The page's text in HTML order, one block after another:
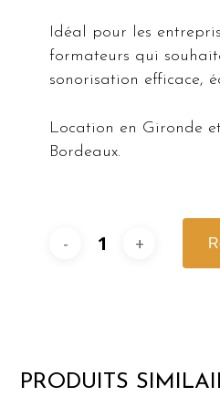
Idéal pour les
formateurs qui
sonorisation efficace,
Location en Gironde
Bordeaux.
PRODUITS